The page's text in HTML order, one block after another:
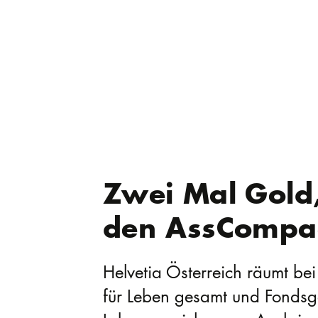
Zwei Mal
den
Helvetia Österreich räumt
für Leben gesamt und